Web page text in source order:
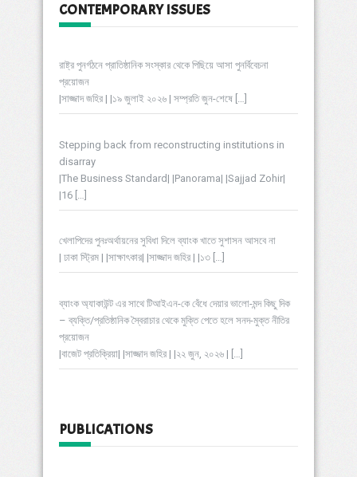
CONTEMPORARY ISSUES
রাষ্ট্র পুনর্গঠনে প্রাতিষ্ঠানিক সংস্কার থেকে পিছিয়ে আসা পুনর্বিবেচনা
প্রয়োজন
|সাজ্জাদ জহির | |১৯ জুলাই ২০২৬ | সম্প্রতি জুন-শেষে […]
Stepping back from reconstructing institutions in
disarray
|The Business Standard| |Panorama| |Sajjad Zohir|
|16 […]
খেলাপিদের পুনঃঅর্থায়নের সুবিধা দিলে ব্যাংক খাতে সুশাসন আসবে না
| ঢাকা স্ট্রিম | |সাক্ষাৎকার| |সাজ্জাদ জহির | |১৩ […]
ব্যাংক অ্যাকাউন্ট এর সাথে টিআইএন-কে বেঁধে দেয়ার ভালো-মন্দ কিছু দিক
– ব্যক্তি/প্রতিষ্ঠানিক স্বৈরাচার থেকে মুক্তি পেতে হলে সনদ-মুক্ত নীতির
প্রয়োজন
|বাজেট প্রতিক্রিয়া| |সাজ্জাদ জহির | |২২ জুন, ২০২৬ | […]
PUBLICATIONS